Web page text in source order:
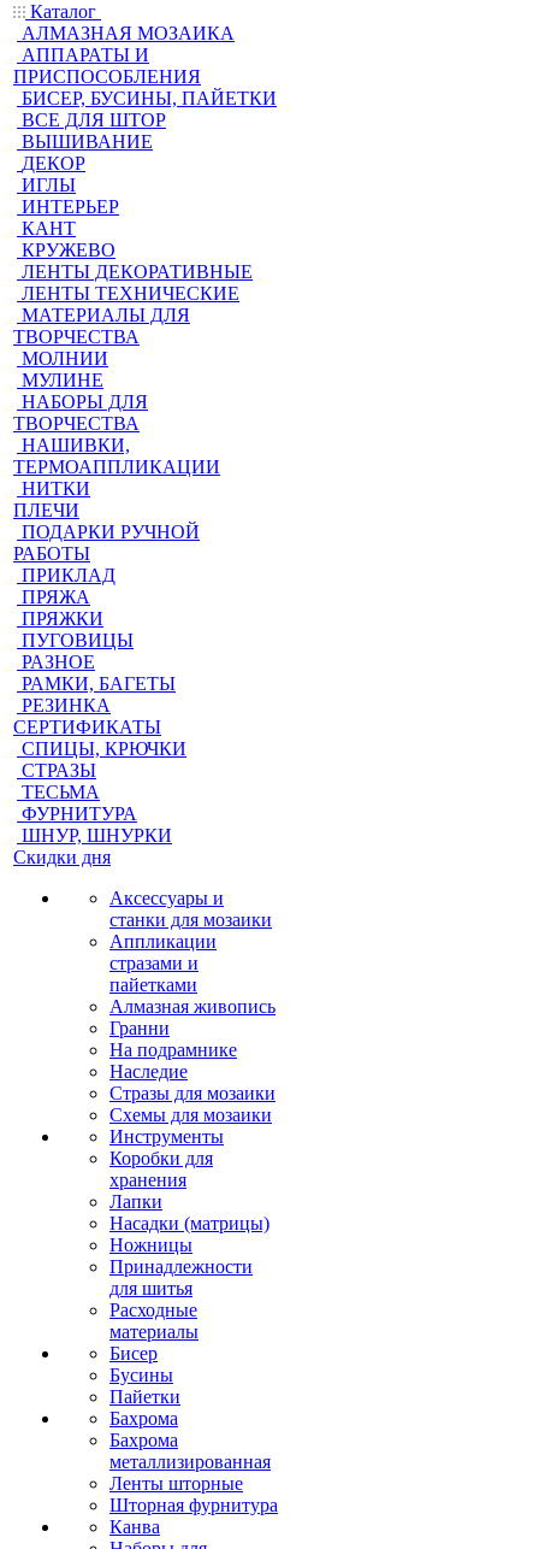
Каталог
АЛМАЗНАЯ МОЗАИКА
АППАРАТЫ И
ПРИСПОСОБЛЕНИЯ
БИСЕР, БУСИНЫ, ПАЙЕТКИ
ВСЕ ДЛЯ ШТОР
ВЫШИВАНИЕ
ДЕКОР
ИГЛЫ
ИНТЕРЬЕР
КАНТ
КРУЖЕВО
ЛЕНТЫ ДЕКОРАТИВНЫЕ
ЛЕНТЫ ТЕХНИЧЕСКИЕ
МАТЕРИАЛЫ ДЛЯ
ТВОРЧЕСТВА
МОЛНИИ
МУЛИНЕ
НАБОРЫ ДЛЯ
ТВОРЧЕСТВА
НАШИВКИ,
ТЕРМОАППЛИКАЦИИ
НИТКИ
ПЛЕЧИ
ПОДАРКИ РУЧНОЙ
РАБОТЫ
ПРИКЛАД
ПРЯЖА
ПРЯЖКИ
ПУГОВИЦЫ
РАЗНОЕ
РАМКИ, БАГЕТЫ
РЕЗИНКА
СЕРТИФИКАТЫ
СПИЦЫ, КРЮЧКИ
СТРАЗЫ
ТЕСЬМА
ФУРНИТУРА
ШНУР, ШНУРКИ
Скидки дня
Аксессуары и
станки для мозаики
Аппликации
стразами и
пайетками
Алмазная живопись
Гранни
На подрамнике
Наследие
Стразы для мозаики
Схемы для мозаики
Инструменты
Коробки для
хранения
Лапки
Насадки (матрицы)
Ножницы
Принадлежности
для шитья
Расходные
материалы
Бисер
Бусины
Пайетки
Бахрома
Бахрома
металлизированная
Ленты шторные
Шторная фурнитура
Канва